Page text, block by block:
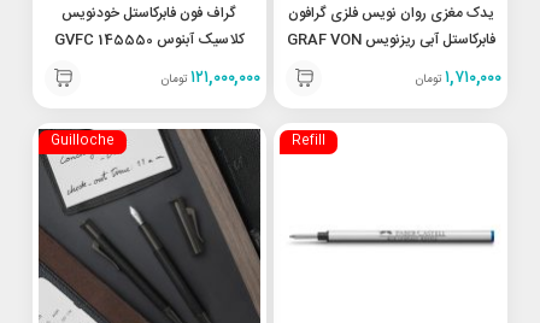
یدک مغزی روان نویس فلزی گرافون
فابرکاستل آبی ریزنویس GRAF VON
FABER CASTELL RP Refill
fine writer Blue 148736۱,۷۱۰,۰۰۰ تومان
گراف فون فابرکاستل خودنویس
کلاسیک آبنوس 145550 GVFC
Classic Ebony۱۲۱,۰۰۰,۰۰۰ تومان
Refill
Guilloche